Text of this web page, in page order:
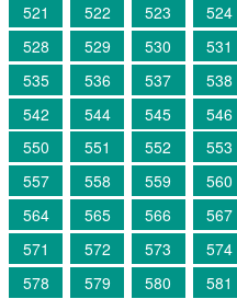
521
522 523 524
528
529 530 531
535
536 537 538
542
544 545 546
550
551 552 553
557
558 559 560
564
565 566 567
571
572 573 574
578
579 580 581